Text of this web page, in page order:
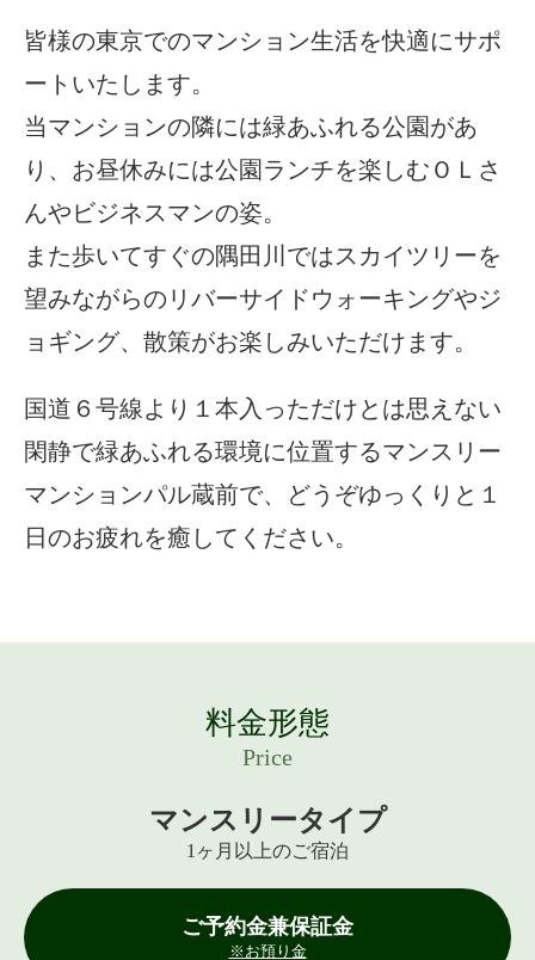
皆様の東京でのマンション生活を快適にサポ
ートいたします。
当マンションの隣には緑あふれる公園があ
り、お昼休みには公園ランチを楽しむＯＬさ
んやビジネスマンの姿。
また歩いてすぐの隅田川ではスカイツリーを
望みながらのリバーサイドウォーキングやジ
ョギング、散策がお楽しみいただけます。
国道６号線より１本入っただけとは思えない
閑静で緑あふれる環境に位置するマンスリー
マンションパル蔵前で、どうぞゆっくりと１
日のお疲れを癒してください。
料金形態
Price
マンスリータイプ
1ヶ月以上のご宿泊
ご予約金兼保証金
※お預り金